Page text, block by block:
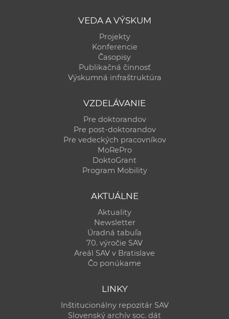
VEDA A VÝSKUM
Projekty
Konferencie
Časopisy
Publikačná činnosť
Výskumná infraštruktúra
VZDELÁVANIE
Pre doktorandov
Pre post-doktorandov
Pre vedeckých pracovníkov
MoRePro
DoktoGrant
Program Mobility
AKTUÁLNE
Aktuality
Newsletter
Úradná tabuľa
70. výročie SAV
Areál SAV v Bratislave
Čo ponúkame
LINKY
Inštitucionálny repozitár SAV
Slovenský archív soc. dát